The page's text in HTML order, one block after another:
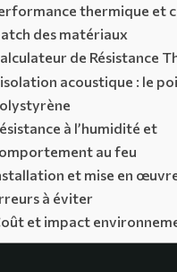
thermique et
des matériaux
de Résistance
acoustique : le
à l’humidité et
au feu
et mise en
à éviter
et impact